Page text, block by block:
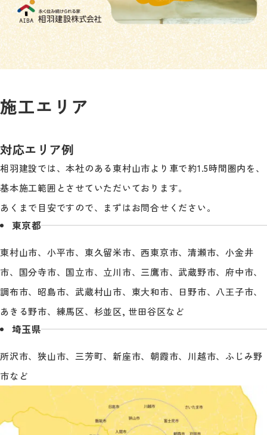
施工エリア
対応エリア例
相羽建設では、本社のある東村山市より車で約1.5時間圏内を、
基本施工範囲とさせていただいております。
あくまで目安ですので、まずはお問合せください。
東京都
東村山市、小平市、東久留米市、西東京市、清瀬市、小金井
市、国分寺市、国立市、立川市、三鷹市、武蔵野市、府中市、
調布市、昭島市、武蔵村山市、東大和市、日野市、八王子市、
あきる野市、練馬区、杉並区, 世田谷区など
埼玉県
所沢市、狭山市、三芳町、新座市、朝霞市、川越市、ふじみ野
市など